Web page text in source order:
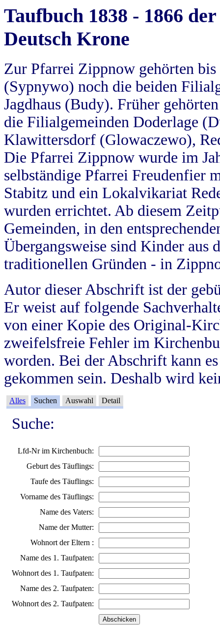
Taufbuch 1838 - 1866
Deutsch Krone
Zur Pfarrei Zippnow gehörten
(Sypnywo) noch die beiden
Jagdhaus (Budy). Früher
die Filialgemeinden Doderlage
Klawittersdorf (Glowaczewo),
Die Pfarrei Zippnow wurde im
selbständige Pfarrei Freudenfier
Stabitz und ein Lokalvikariat
wurden errichtet. Ab diesem
Gemeinden, in den
Übergangsweise sind Kinder aus
traditionellen Gründen - in
Autor dieser Abschrift ist der
Er weist auf folgende
von einer Kopie des Original-
zweifelsfreie Fehler im
worden. Bei der Abschrift kann
gekommen sein. Deshalb wird
Alles Suchen Auswahl Detail
Suche:
Lfd-Nr im Kirchenbuch:
Geburt des Täuflings:
Taufe des Täuflings:
Vorname des Täuflings:
Name des Vaters:
Name der Mutter:
Wohnort der Eltern :
Name des 1. Taufpaten:
Wohnort des 1. Taufpaten:
Name des 2. Taufpaten:
Wohnort des 2. Taufpaten: